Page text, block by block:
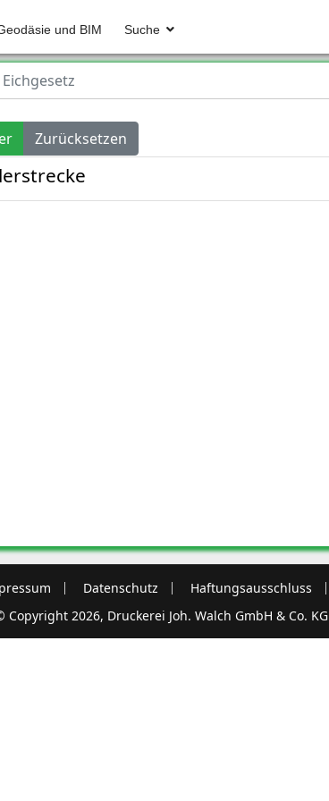
und BIM Suche
Zurücksetzen
Datenschutz Haftungsausschluss
Copyright 2026, Druckerei Joh. Walch GmbH & Co. KG